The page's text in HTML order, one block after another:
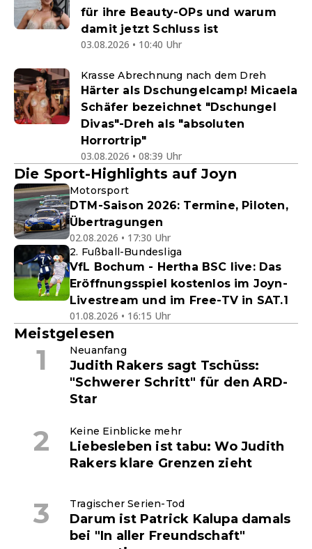
für ihre Beauty-OPs und warum
damit jetzt Schluss ist
03.08.2026 • 10:40 Uhr
Krasse Abrechnung nach dem Dreh
Härter als Dschungelcamp! Micaela
Schäfer bezeichnet "Dschungel
Divas"-Dreh als "absoluten
Horrortrip"
03.08.2026 • 08:39 Uhr
Die Sport-Highlights auf Joyn
Motorsport
DTM-Saison 2026: Termine, Piloten,
Übertragungen
02.08.2026 • 17:30 Uhr
2. Fußball-Bundesliga
VfL Bochum - Hertha BSC live: Das
Eröffnungsspiel kostenlos im Joyn-
Livestream und im Free-TV in SAT.1
01.08.2026 • 16:15 Uhr
Meistgelesen
Neuanfang
Judith Rakers sagt Tschüss:
"Schwerer Schritt" für den ARD-
Star
Keine Einblicke mehr
Liebesleben ist tabu: Wo Judith
Rakers klare Grenzen zieht
Tragischer Serien-Tod
Darum ist Patrick Kalupa damals
bei "In aller Freundschaft"